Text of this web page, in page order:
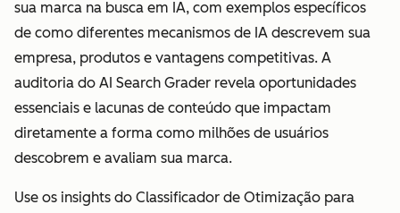
sua marca na busca em IA, com exemplos específicos
de como diferentes mecanismos de IA descrevem sua
empresa, produtos e vantagens competitivas. A
auditoria do AI Search Grader revela oportunidades
essenciais e lacunas de conteúdo que impactam
diretamente a forma como milhões de usuários
descobrem e avaliam sua marca.
Use os insights do Classificador de Otimização para